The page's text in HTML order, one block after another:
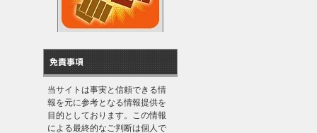
免責事項
当サイトは事実と信頼できる情
報を元に参考となる情報提供を
目的としております。この情報
による最終的なご判断は個人で